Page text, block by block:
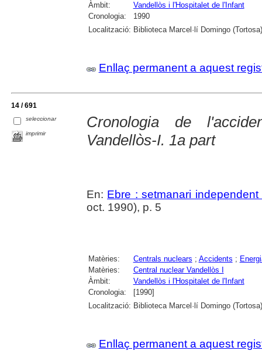
Àmbit:
Vandellòs i l'Hospitalet de l'Infant
Cronologia:
1990
Localització: Biblioteca Marcel·lí Domingo (Tortosa)
Enllaç permanent a aquest
14 / 691
seleccionar
imprimir
Cronologia de
Vandellòs-I. 1a part
En: Ebre : setmanari
oct. 1990), p. 5
Matèries: Centrals nuclears ; Accidents ;
Matèries:
Central nuclear Vandellòs I
Àmbit:
Vandellòs i l'Hospitalet de l'Infant
Cronologia:
[1990]
Localització: Biblioteca Marcel·lí Domingo (Tortosa)
Enllaç permanent a aquest